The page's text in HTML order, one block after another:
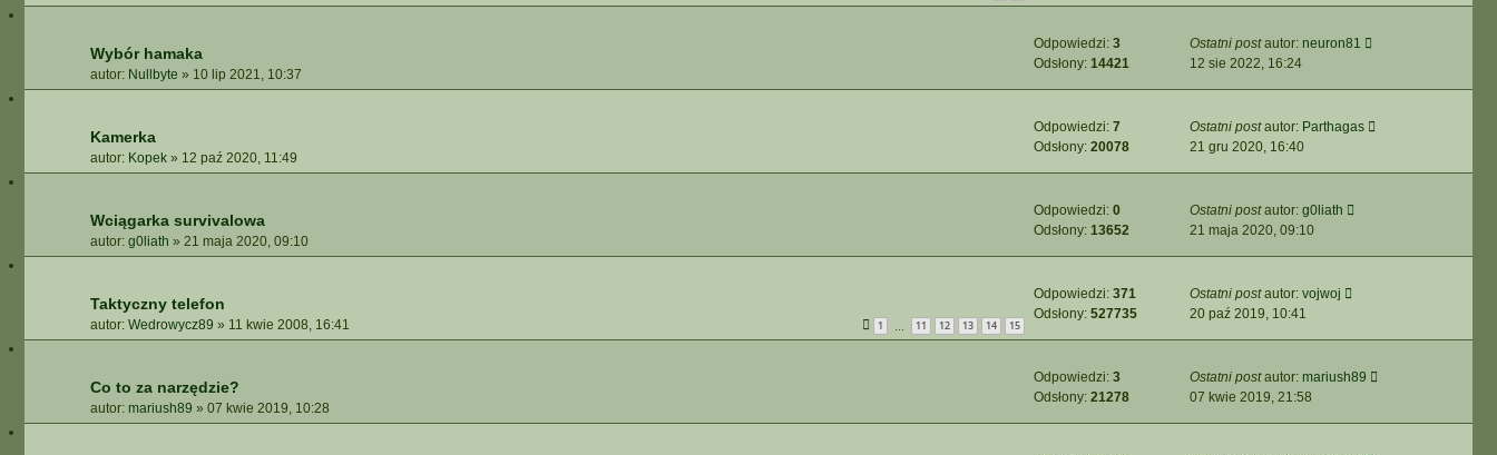
Wybór hamaka
autor: Nullbyte » 10 lip 2021, 10:37
Odpowiedzi: 3
Odsłony: 14421
Ostatni postautor: neuron81
12 sie 2022, 16:24
Kamerka
autor: Kopek » 12 paź 2020, 11:49
Odpowiedzi: 7
Odsłony: 20078
Ostatni postautor: Parthagas
21 gru 2020, 16:40
Wciągarka survivalowa
autor: g0liath » 21 maja 2020, 09:10
Odpowiedzi: 0
Odsłony: 13652
Ostatni postautor: g0liath
21 maja 2020, 09:10
Taktyczny telefon
autor: Wedrowycz89 » 11 kwie 2008, 16:41 1 11 12 13 14 15
Odpowiedzi: 371
Odsłony: 527735
Ostatni postautor: vojwoj
20 paź 2019, 10:41
Co to za narzędzie?
autor: mariush89 » 07 kwie 2019, 10:28
Odpowiedzi: 3
Odsłony: 21278
Ostatni postautor: mariush89
07 kwie 2019, 21:58